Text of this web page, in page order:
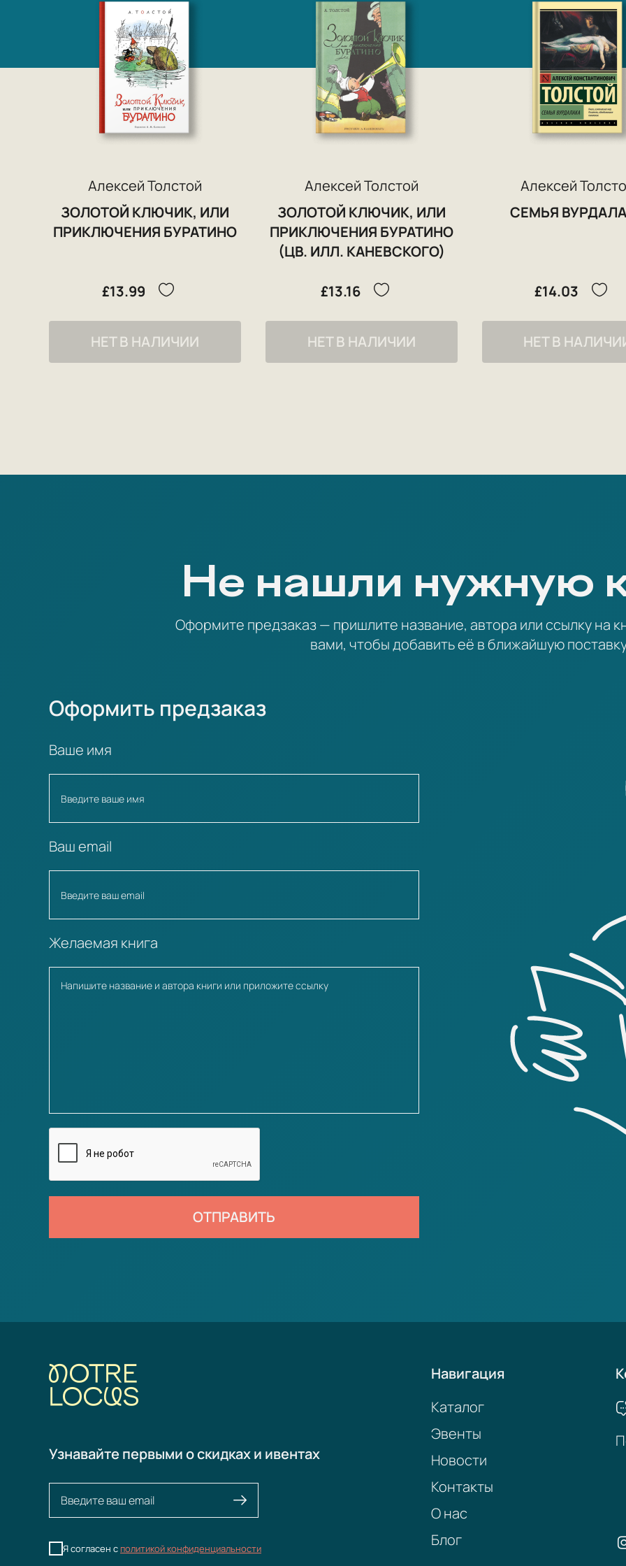
«Гиперболоид инженера Гарина»
фантастики. Повесть «Хлеб» (1937),
гражданской войны, интересна тем, что в
рассказывает то видение гражданской
В. Сталина и его соратников и послужило
личности. Одновременно с этим в повести
описанию воюющих сторон, быта и
На Первом съезде писателей (1934)
границей (Германия, Италия — 1932,
Чехословакия — 1935, Англия — 1937,
(1935) и Второго (1937) конгрессов
В 1936—1938 годах, после смерти А. М.
писателей СССР.
Алексей Толстой
ЗОЛОТОЙ КЛЮЧИК, ИЛИ
ПРИКЛЮЧЕНИЯ БУРАТИНО
£13.99
НЕТ В НАЛИЧИИ
Алексей Толстой
ЗОЛОТОЙ КЛЮЧИК, ИЛИ
ПРИКЛЮЧЕНИЯ БУРАТИНО
(ЦВ. ИЛЛ. КАНЕВСКОГО)
£13.16
НЕТ В НАЛИЧИИ
Алексей
СЕМЬЯ
£14.03
НЕТ В
Не нашли нужную
Оформите предзаказ — пришлите название, автора или ссылку на
вами, чтобы добавить её в ближайшую
Оформить предзаказ
Ваше имя
Ваш email
Желаемая книга
ОТПРАВИТЬ
Узнавайте первыми о скидках и ивентах
Я согласен с политикой конфиденциальности
Навигация
Каталог
Эвенты
Новости
Контакты
О нас
Блог